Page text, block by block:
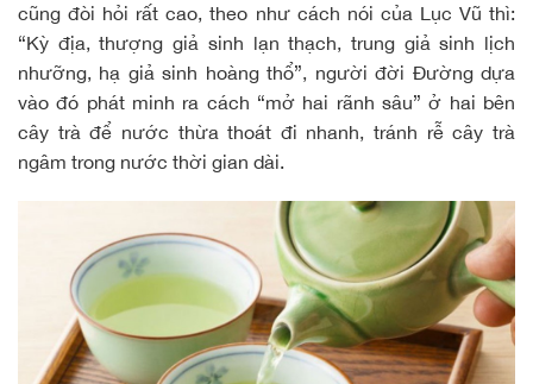
cũng đòi hỏi rất cao, theo như cách nói của Lục Vũ thì:
“Kỳ địa, thượng giả sinh lạn thạch, trung giả sinh lịch
nhưỡng, hạ giả sinh hoàng thổ”, người đời Đường dựa
vào đó phát minh ra cách “mở hai rãnh sâu” ở hai bên
cây trà để nước thừa thoát đi nhanh, tránh rễ cây trà
ngâm trong nước thời gian dài.